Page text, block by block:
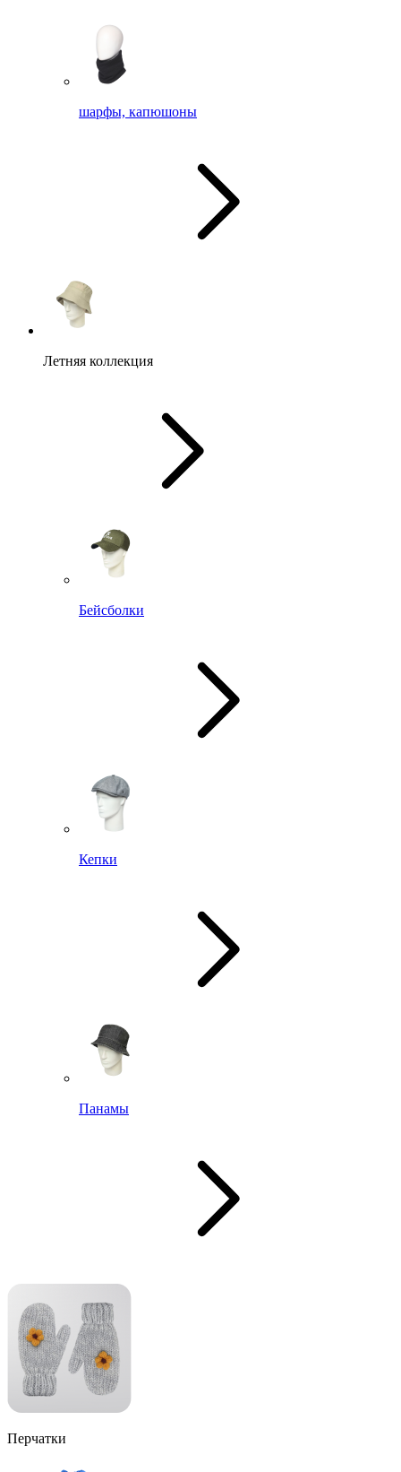
шарфы, капюшоны
Летняя коллекция
Бейсболки
Кепки
Панамы
Перчатки